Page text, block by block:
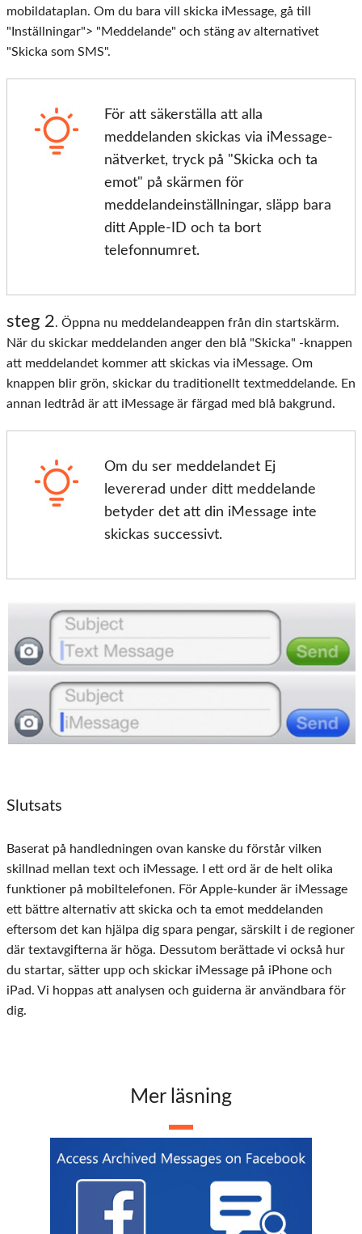
mobildataplan. Om du bara vill skicka iMessage, gå till
"Inställningar"> "Meddelande" och stäng av alternativet
"Skicka som SMS".
För att säkerställa att alla
meddelanden skickas via iMessage-
nätverket, tryck på "Skicka och ta
emot" på skärmen för
meddelandeinställningar, släpp bara
ditt Apple-ID och ta bort
telefonnumret.
steg 2. Öppna nu meddelandeappen från din startskärm.
När du skickar meddelanden anger den blå "Skicka" -knappen
att meddelandet kommer att skickas via iMessage. Om
knappen blir grön, skickar du traditionellt textmeddelande. En
annan ledtråd är att iMessage är färgad med blå bakgrund.
Om du ser meddelandet Ej
levererad under ditt meddelande
betyder det att din iMessage inte
skickas successivt.
Slutsats
Baserat på handledningen ovan kanske du förstår vilken
skillnad mellan text och iMessage. I ett ord är de helt olika
funktioner på mobiltelefonen. För Apple-kunder är iMessage
ett bättre alternativ att skicka och ta emot meddelanden
eftersom det kan hjälpa dig spara pengar, särskilt i de regioner
där textavgifterna är höga. Dessutom berättade vi också hur
du startar, sätter upp och skickar iMessage på iPhone och
iPad. Vi hoppas att analysen och guiderna är användbara för
dig.
Mer läsning